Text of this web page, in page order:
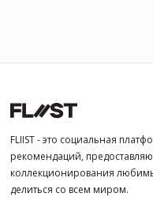
FLIIST - это социальная
рекомендаций,
коллекционирования
делиться со всем миром.